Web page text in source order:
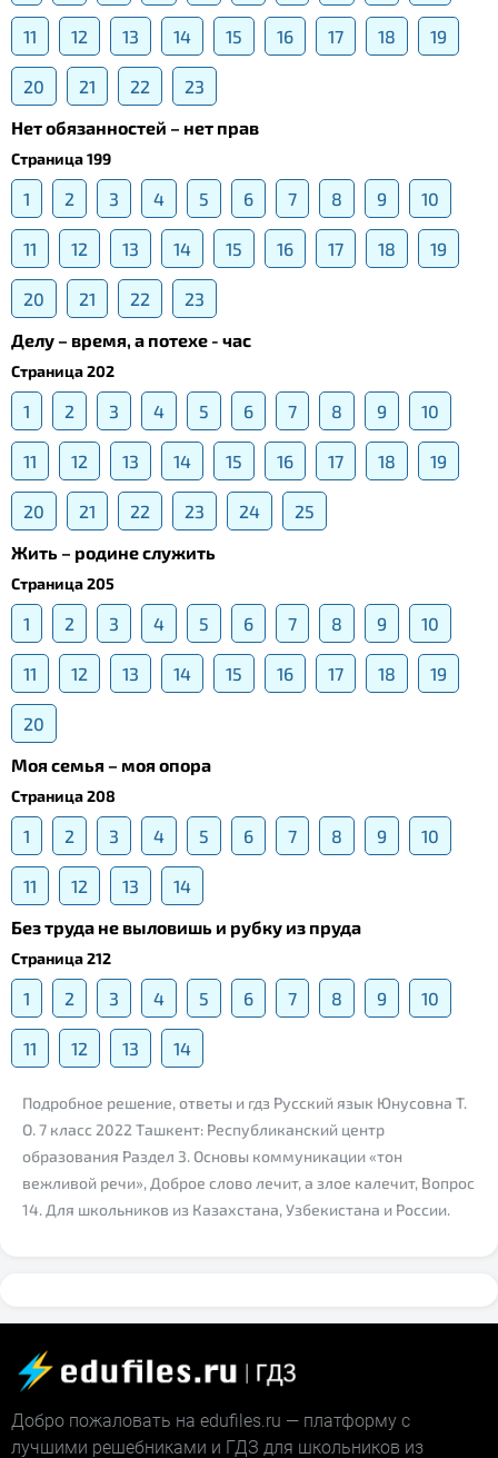
11 12 13 14 15 16 17 18 19
20 21 22
23
Нет обязанностей – нет прав
Страница 199
1 2 3 4 5 6 7 8 9 10
11 12 13 14 15 16 17 18 19
20 21 22
23
Делу – время, а потехе - час
Страница 202
1 2 3 4 5 6 7 8 9 10
11 12 13 14 15 16 17 18 19
20 21 22 23 24
25
Жить – родине служить
Страница 205
1 2 3 4 5 6 7 8 9 10
11 12 13 14 15 16 17 18 19
20
Моя семья – моя опора
Страница 208
1 2 3 4 5 6 7 8 9 10
11 12 13
14
Без труда не выловишь и рубку из пруда
Страница 212
1 2 3 4 5 6 7 8 9 10
11 12 13 14
Подробное решение, ответы и гдз Русский язык Юнусовна Т.
О. 7 класс 2022 Ташкент: Республиканский центр
образования Раздел 3. Основы коммуникации «тон
вежливой речи», Доброе слово лечит, а злое калечит, Вопрос
14. Для школьников из Казахстана, Узбекистана и России.
Добро пожаловать на edufiles.ru — платформу с
лучшими решебниками и ГДЗ для школьников из